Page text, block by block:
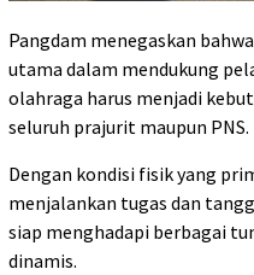
Pangdam menegaskan
utama dalam mendukung
olahraga harus menjadi
seluruh prajurit maupun PNS.
Dengan kondisi fisik yang
menjalankan tugas dan
siap menghadapi berbagai
dinamis.